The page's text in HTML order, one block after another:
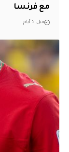
مع فرنسا
قبل 5 أيام